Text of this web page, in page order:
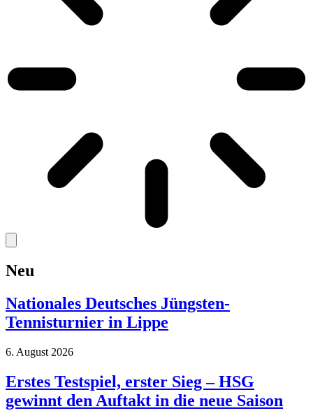
Neu
Nationales Deutsches Jüngsten-
Tennisturnier in Lippe
6. August 2026
Erstes Testspiel, erster Sieg – HSG
gewinnt den Auftakt in die neue Saison